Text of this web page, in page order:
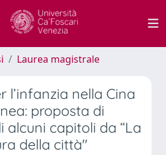
Laurea magistrale
l’infanzia nella Cina
proposta di
alcuni capitoli da “La
della città"